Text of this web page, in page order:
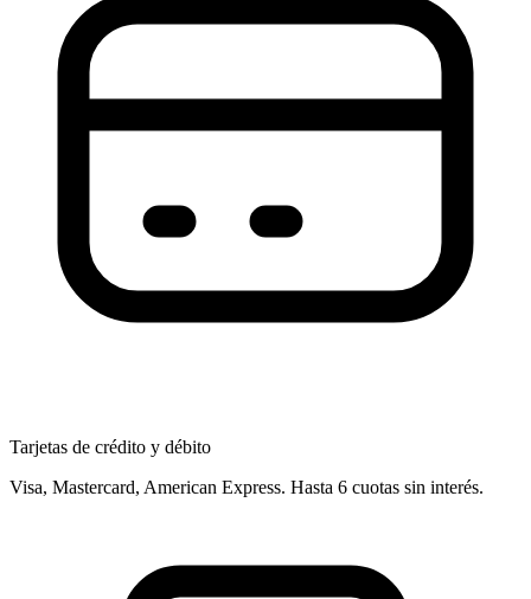
Tarjetas de crédito y débito
Visa, Mastercard, American Express. Hasta 6 cuotas sin interés.